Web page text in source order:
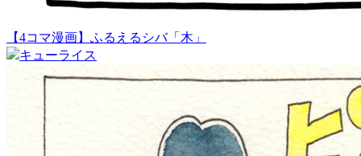
【4コマ漫画】ふるえるシバ「木」
キューライス